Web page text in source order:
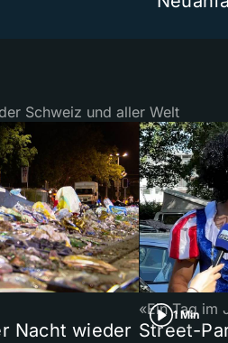
Schweiz und aller Welt
Nacht wieder
1 Min
«Ein Tag im
Street-